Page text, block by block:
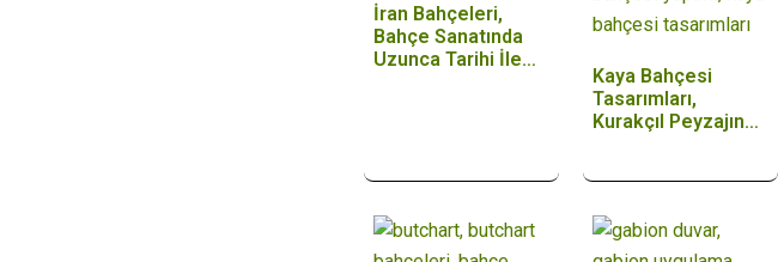
İran Bahçeleri,
Bahçe Sanatında
Uzunca Tarihi İle…
Kaya Bahçesi
Tasarımları,
Kurakçıl Peyzajın